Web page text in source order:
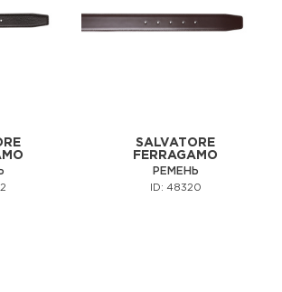
SALVATORE
FERRAGAMO
РЕМЕНЬ
ID: 48320